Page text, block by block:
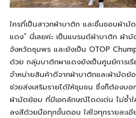
ใครที่เป็นสาวกผ้าบาติก และชื่นชอบผ้ามั
แดง” นี่เลยค่ะ เป็นแบรนด์ผ้าบาติก ผ้
จังหวัดชุมพร และยังเป็น OTOP​
ด้วย​ กลุ่มบาติกผาแดงยังเป็นศูนย์การเ
จำหน่ายสินค้าดีจากผ้าบาติกและผ้ามัด
ช่วยส่งเสริมรายได้ให้ชุมชน ซึ่งก็ต้องบอ
ผ้ามัดย้อม ที่มีเอกลักษณ์โดดเด่น ไม่ซ้ำ
ลงสีด้วยมือทุกขั้นตอน ใส่ใจทุกรายละเ